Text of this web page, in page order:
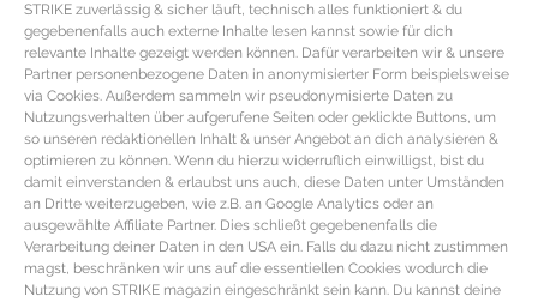
STRIKE zuverlässig & sicher läuft, technisch alles funktioniert & du
gegebenenfalls auch externe Inhalte lesen kannst sowie für dich
relevante Inhalte gezeigt werden können. Dafür verarbeiten wir & unsere
Partner personenbezogene Daten in anonymisierter Form beispielsweise
via Cookies. Außerdem sammeln wir pseudonymisierte Daten zu
Nutzungsverhalten über aufgerufene Seiten oder geklickte Buttons, um
so unseren redaktionellen Inhalt & unser Angebot an dich analysieren &
optimieren zu können. Wenn du hierzu widerruflich einwilligst, bist du
damit einverstanden & erlaubst uns auch, diese Daten unter Umständen
an Dritte weiterzugeben, wie z.B. an Google Analytics oder an
ausgewählte Affiliate Partner. Dies schließt gegebenenfalls die
Verarbeitung deiner Daten in den USA ein. Falls du dazu nicht zustimmen
magst, beschränken wir uns auf die essentiellen Cookies wodurch die
Nutzung von STRIKE magazin eingeschränkt sein kann. Du kannst deine
Die Fire Fighter Calming Face Care ist eine beruhigende
Rasurpflege von Artemismit welcher die Haut nach der Rasur perfekt
gepflegt, Rötungen reduziert und die Haut optimal geschützt wird. Außerdem
spendet die Rasurpflege intensiv Feuchtigkeit, wirkt glättend und ist frei von
Die speziell auf Männerhaut abgestimmteEnthaarungscreme von Collistar
ist für die Körper- sowie Gesichtsenthaarung geeignet und wirkt
hautschonend aber dennoch effektiv innerhalb weniger Minuten. Die
Enthaarungscreme lässt sich leicht auftragen, spendet gleichzeitig